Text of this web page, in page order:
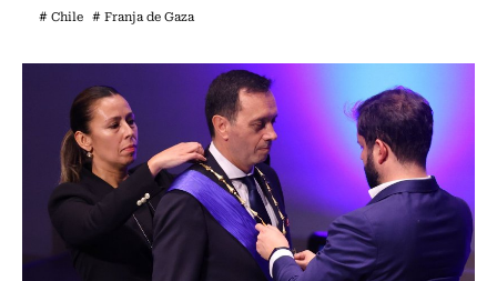
# Chile # Franja de Gaza